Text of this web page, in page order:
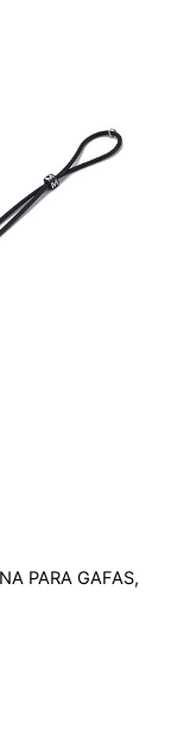
PARA GAFAS,